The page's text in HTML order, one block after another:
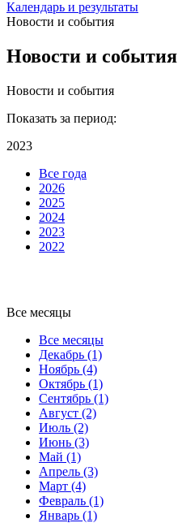
Календарь и результаты
Новости и события
Новости и события
Новости и события
Показать за период:
2023
Все года
2026
2025
2024
2023
2022
Все месяцы
Все месяцы
Декабрь (1)
Ноябрь (4)
Октябрь (1)
Сентябрь (1)
Август (2)
Июль (2)
Июнь (3)
Май (1)
Апрель (3)
Март (4)
Февраль (1)
Январь (1)